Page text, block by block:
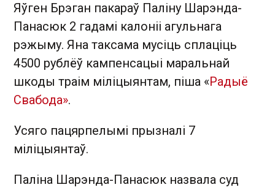
Яўген Брэган пакараў Паліну Шарэнда-
Панасюк 2 гадамі калоніі агульнага
рэжыму. Яна таксама мусіць сплаціць
4500 рублёў кампенсацыі маральнай
шкоды траім міліцыянтам, піша «Радыё
Свабода».
Усяго пацярпелымі прызналі 7
міліцыянтаў.
Паліна Шарэнда-Панасюк назвала суд